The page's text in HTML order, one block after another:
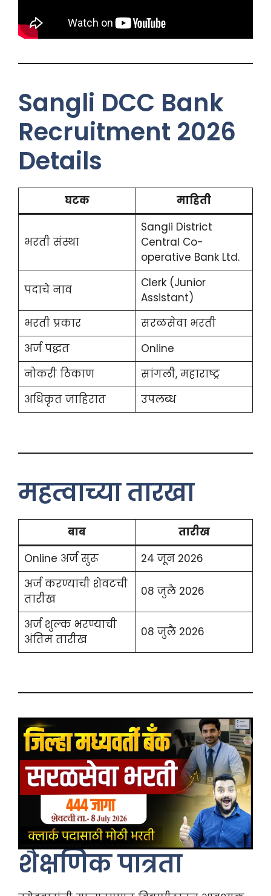
Sangli DCC Bank
Recruitment 2026
Details
घटक माहिती
भरती संस्था
Sangli District
Central Co-
operative Bank Ltd.
पदाचे नाव
Clerk (Junior
Assistant)
भरती प्रकार
सरळसेवा भरती
अर्ज पद्धत
Online
नोकरी ठिकाण
सांगली, महाराष्ट्र
अधिकृत जाहिरात
उपलब्ध
महत्वाच्या तारखा
बाब
तारीख
Online अर्ज सुरू
24 जून 2026
अर्ज करण्याची शेवटची
तारीख
08 जुलै 2026
अर्ज शुल्क भरण्याची
अंतिम तारीख
08 जुलै 2026
शैक्षणिक पात्रता